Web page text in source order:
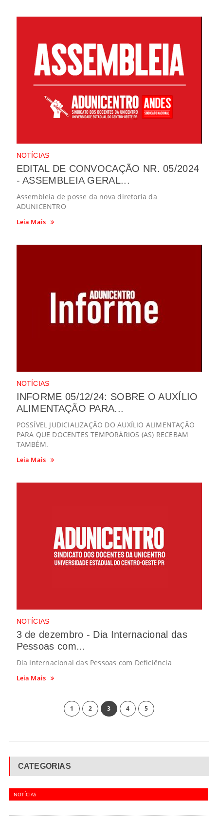
NOTÍCIAS
EDITAL DE CONVOCAÇÃO NR. 05/2024
- ASSEMBLEIA GERAL...
Assembleia de posse da nova diretoria da
ADUNICENTRO
Leia Mais
NOTÍCIAS
INFORME 05/12/24: SOBRE O AUXÍLIO
ALIMENTAÇÃO PARA...
POSSÍVEL JUDICIALIZAÇÃO DO AUXÍLIO ALIMENTAÇÃO
PARA QUE DOCENTES TEMPORÁRIOS (AS) RECEBAM
TAMBÉM.
Leia Mais
NOTÍCIAS
3 de dezembro - Dia Internacional das
Pessoas com...
Dia Internacional das Pessoas com Deficiência
Leia Mais
1 2 3 4 5
CATEGORIAS
NOTÍCIAS